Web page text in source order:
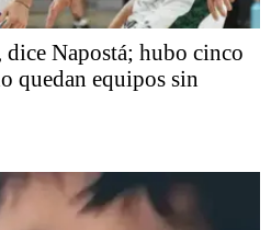
dice Napostá; hubo cinco
quedan equipos sin